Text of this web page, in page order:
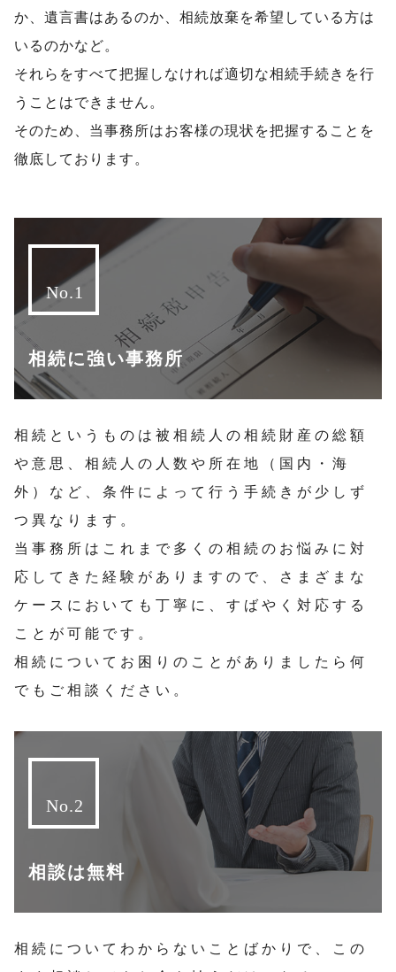
か、遺言書はあるのか、相続放棄を希望している方は
いるのかなど。
それらをすべて把握しなければ適切な相続手続きを行
うことはできません。
そのため、当事務所はお客様の現状を把握することを
徹底しております。
相続に強い事務所
相続というものは被相続人の相続財産の総額
や意思、相続人の人数や所在地（国内・海
外）など、条件によって行う手続きが少しず
つ異なります。
当事務所はこれまで多くの相続のお悩みに対
応してきた経験がありますので、さまざまな
ケースにおいても丁寧に、すばやく対応する
ことが可能です。
相続についてお困りのことがありましたら何
でもご相談ください。
相談は無料
相続についてわからないことばかりで、この